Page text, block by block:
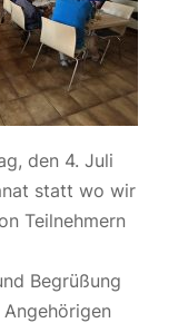
den 4. Juli
statt wo wir
Teilnehmern
Begrüßung